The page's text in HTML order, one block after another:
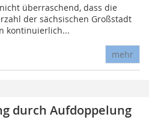
überraschend, dass die
der sächsischen Großstadt
kontinuierlich...
mehr
durch Aufdoppelung